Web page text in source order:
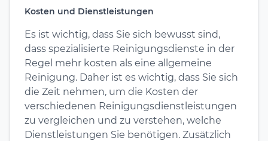
Kosten und Dienstleistungen
Es ist wichtig, dass Sie sich bewusst sind,
dass spezialisierte Reinigungsdienste in der
Regel mehr kosten als eine allgemeine
Reinigung. Daher ist es wichtig, dass Sie sich
die Zeit nehmen, um die Kosten der
verschiedenen Reinigungsdienstleistungen
zu vergleichen und zu verstehen, welche
Dienstleistungen Sie benötigen. Zusätzlich